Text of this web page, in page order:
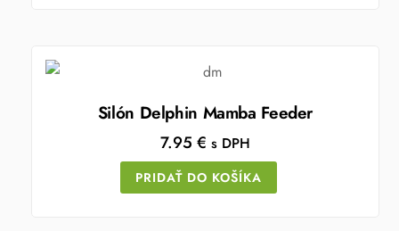
Silón Delphin Mamba Feeder
7.95 € s DPH
PRIDAŤ DO KOŠÍKA